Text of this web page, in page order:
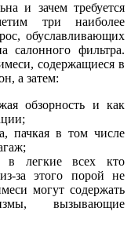
и зачем требуется
три наиболее
обуславливающих
салонного фильтра.
содержащиеся в
а затем:
обзорность и как
пачкая в том числе
в легкие всех кто
за этого порой не
могут содержать
вызывающие